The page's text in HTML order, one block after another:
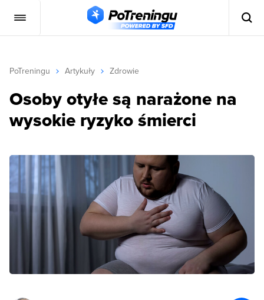
PoTreningu Artykuły Zdrowie
Osoby otyłe są narażone na
wysokie ryzyko śmierci